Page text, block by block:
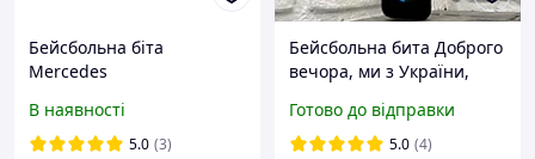
Бейсбольна біта
Mercedes
В наявності
5.0 (3)
Бейсбольна бита Доброго
вечора, ми з України,
Готово до відправки
5.0 (4)